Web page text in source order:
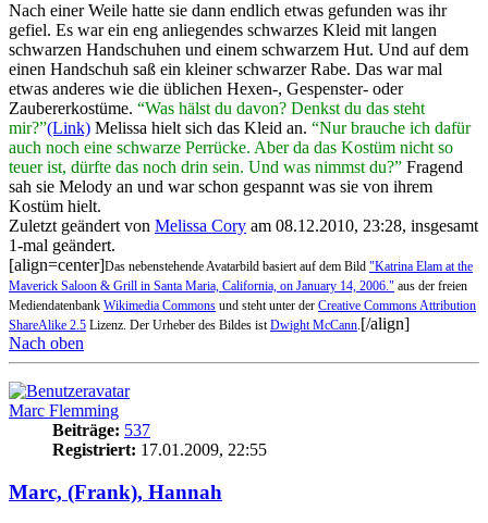
Nach einer Weile hatte sie dann endlich etwas gefunden was ihr
gefiel. Es war ein eng anliegendes schwarzes Kleid mit langen
schwarzen Handschuhen und einem schwarzem Hut. Und auf dem
einen Handschuh saß ein kleiner schwarzer Rabe. Das war mal
etwas anderes wie die üblichen Hexen-, Gespenster- oder
Zaubererkostüme. “Was hälst du davon? Denkst du das steht
mir?”(Link) Melissa hielt sich das Kleid an. “Nur brauche ich dafür
auch noch eine schwarze Perrücke. Aber da das Kostüm nicht so
teuer ist, dürfte das noch drin sein. Und was nimmst du?” Fragend
sah sie Melody an und war schon gespannt was sie von ihrem
Kostüm hielt.
Zuletzt geändert von Melissa Cory am 08.12.2010, 23:28, insgesamt
1-mal geändert.
[align=center]Das nebenstehende Avatarbild basiert auf dem Bild "Katrina Elam at the
Maverick Saloon & Grill in Santa Maria, California, on January 14, 2006." aus der freien
Mediendatenbank Wikimedia Commons und steht unter der Creative Commons Attribution
ShareAlike 2.5 Lizenz. Der Urheber des Bildes istDwight McCann.[/align]
Nach oben
Marc Flemming
Beiträge: 537
Registriert: 17.01.2009, 22:55
Marc, (Frank), Hannah